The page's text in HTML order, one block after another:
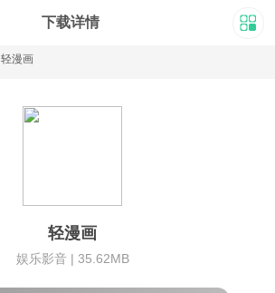
下载详情
轻漫画
轻漫画
娱乐影音 | 35.62MB